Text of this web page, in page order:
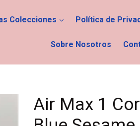
Colecciones Política de
Sobre Nosotros
Air Max 1